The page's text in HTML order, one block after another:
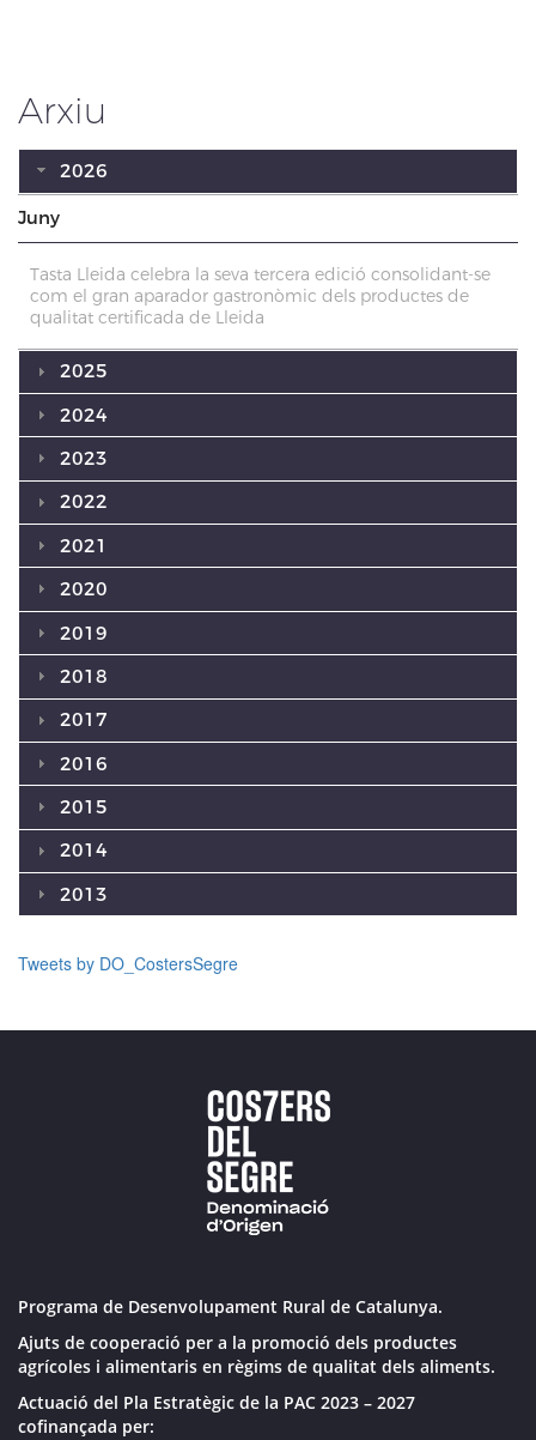
Arxiu
2026
Juny
Tasta Lleida celebra la seva tercera edició consolidant-se
com el gran aparador gastronòmic dels productes de
qualitat certificada de Lleida
2025
2024
2023
2022
2021
2020
2019
2018
2017
2016
2015
2014
2013
Tweets by DO_CostersSegre
Programa de Desenvolupament Rural de Catalunya.
Ajuts de cooperació per a la promoció dels productes
agrícoles i alimentaris en règims de qualitat dels aliments.
Actuació del Pla Estratègic de la PAC 2023 – 2027
cofinançada per: